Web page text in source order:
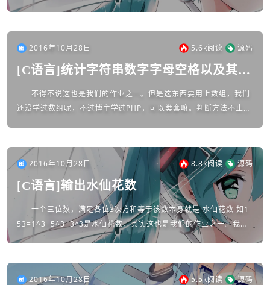
如果大于9则继续拆数字相加直到结果为一个个位数。(博客原因缩进
2016年10月28日 5.6k阅读 源码
[C语言]统计字符串数字字母空格以及其他
字符的个数
不得不说这也是我们的作业之一。但是这东西要用上数组，我们
还没学过数组呢，不过博主学过PHP，可以类套嘛。判断方法不止一
2016年10月28日 8.8k阅读 源码
[C语言]输出水仙花数
一个三位数，满足各位3次方和等于该数本身就是 水仙花数 如1
53=1^3+5^3+3^3是水仙花数，其实这也是我们的作业之一。我使
用的拆数字的方法为循环依次拆最后一位。P.S.由于博客原因缩进...
2016年10月28日 5.5k阅读 源码